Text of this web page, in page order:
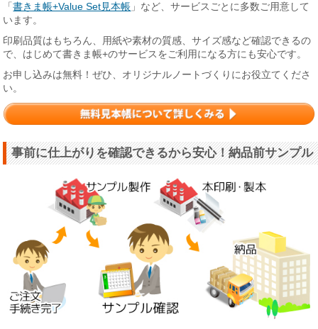
「書きま帳+Value Set見本帳 」など、サービスごとに多数ご用意して
います。
印刷品質はもちろん、用紙や素材の質感、サイズ感など確認できるの
で、はじめて書きま帳+のサービスをご利用になる方にも安心です。
お申し込みは無料！ぜひ、オリジナルノートづくりにお役立てくださ
い。
事前に仕上がりを確認できるから安心！納品前サンプル